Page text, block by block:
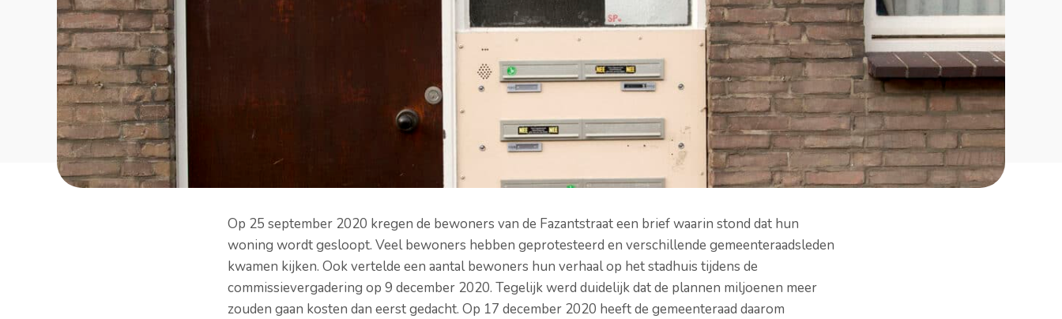
Op 25 september 2020 kregen de bewoners van de Fazantstraat een brief waarin stond dat hun
woning wordt gesloopt. Veel bewoners hebben geprotesteerd en verschillende gemeenteraadsleden
kwamen kijken. Ook vertelde een aantal bewoners hun verhaal op het stadhuis tijdens de
commissievergadering op 9 december 2020. Tegelijk werd duidelijk dat de plannen miljoenen meer
zouden gaan kosten dan eerst gedacht. Op 17 december 2020 heeft de gemeenteraad daarom